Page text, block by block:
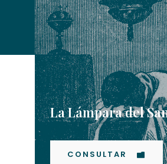
La Lámpara del
CONSULTAR